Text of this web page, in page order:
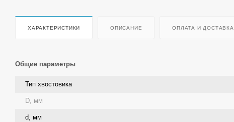
ХАРАКТЕРИСТИКИ ОПИСАНИЕ ОПЛАТА И ДОСТАВКА
Общие параметры
Тип хвостовика
D, мм
d, мм